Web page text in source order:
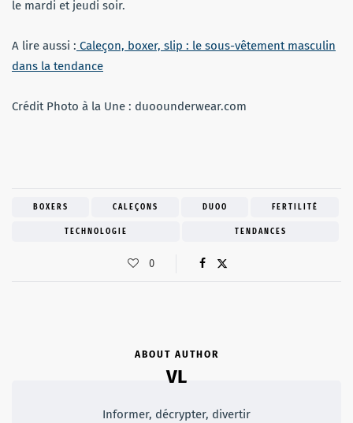
le mardi et jeudi soir.
A lire aussi : Caleçon, boxer, slip : le sous-vêtement masculin
dans la tendance
Crédit Photo à la Une : duoounderwear.com
BOXERS CALEÇONS DUOO FERTILITÉ
TECHNOLOGIE TENDANCES
0
ABOUT AUTHOR
VL
Informer, décrypter, divertir